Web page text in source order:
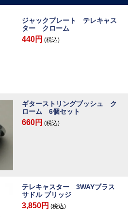
ジャックプレート テレキャス
ター クローム
440円 (税込)
ギターストリングブッシュ ク
ローム 6個セット
660円 (税込)
テレキャスター 3WAYブラス
サドル ブリッジ
3,850円 (税込)